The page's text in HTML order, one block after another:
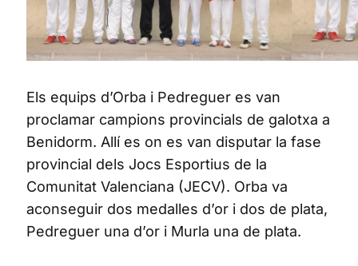
Els equips d’Orba i Pedreguer es van
proclamar campions provincials de galotxa a
Benidorm. Allí es on es van disputar la fase
provincial dels Jocs Esportius de la
Comunitat Valenciana (JECV). Orba va
aconseguir dos medalles d’or i dos de plata,
Pedreguer una d’or i Murla una de plata.